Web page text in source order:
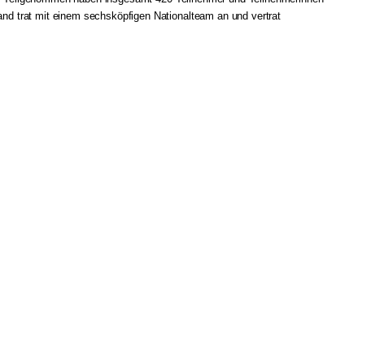
trat mit einem sechsköpfigen Nationalteam an und vertrat